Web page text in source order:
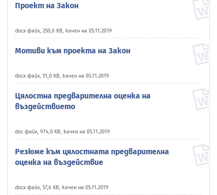
Проект на Закон
docx файл, 250,6 KB, качен на 05.11.2019
Мотиви към проекта на Закон
docx файл, 51,0 KB, качен на 05.11.2019
Цялостна предварителна оценка на
въздействието
doc файл, 974,0 KB, качен на 05.11.2019
Резюме към цялостната предварителна
оценка на въздействие
docx файл, 57,6 KB, качен на 05.11.2019